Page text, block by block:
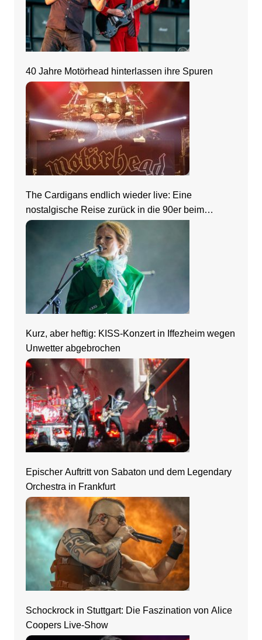
40 Jahre Motörhead hinterlassen ihre Spuren
The Cardigans endlich wieder live: Eine
nostalgische Reise zurück in die 90er beim
Zeltfestival Rhein-Neckar
Kurz, aber heftig: KISS-Konzert in Iffezheim wegen
Unwetter abgebrochen
Epischer Auftritt von Sabaton und dem Legendary
Orchestra in Frankfurt
Schockrock in Stuttgart: Die Faszination von Alice
Coopers Live-Show